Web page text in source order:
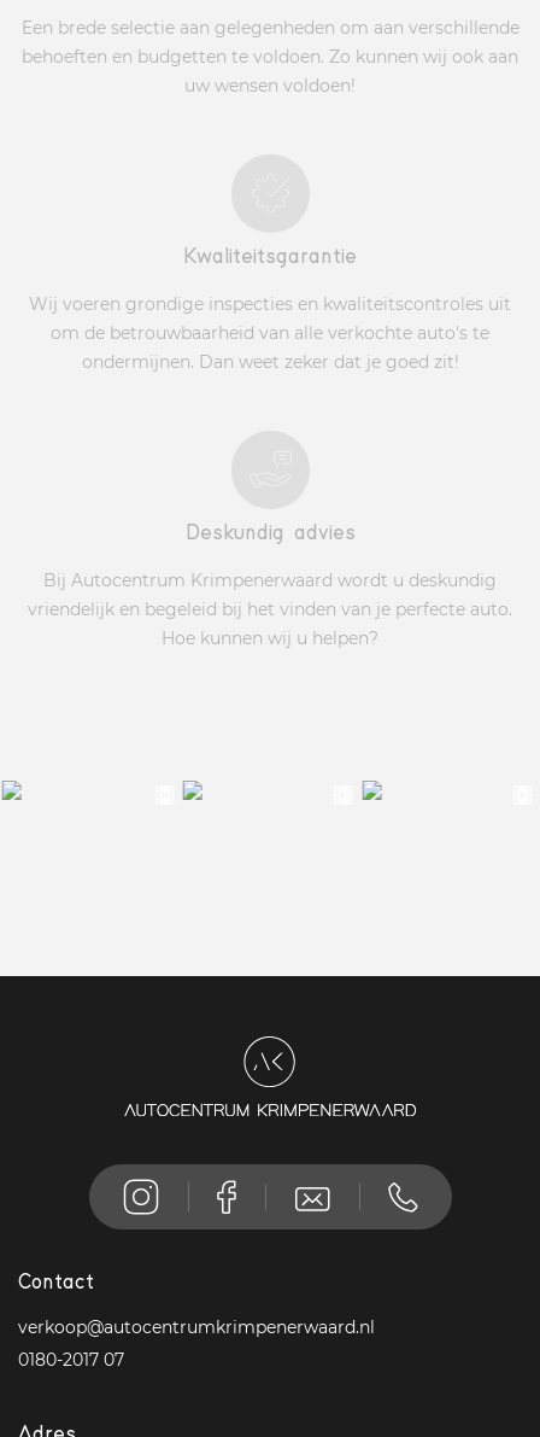
Een brede selectie aan gelegenheden om aan verschillende
behoeften en budgetten te voldoen. Zo kunnen wij ook aan
uw wensen voldoen!
Kwaliteitsgarantie
Wij voeren grondige inspecties en kwaliteitscontroles uit
om de betrouwbaarheid van alle verkochte auto's te
ondermijnen. Dan weet zeker dat je goed zit!
Deskundig advies
Bij Autocentrum Krimpenerwaard wordt u deskundig
vriendelijk en begeleid bij het vinden van je perfecte auto.
Hoe kunnen wij u helpen?
Contact
verkoop@autocentrumkrimpenerwaard.nl
0180-2017 07